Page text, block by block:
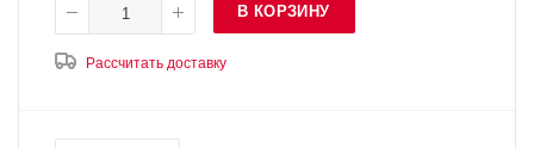
В КОРЗИНУ
Рассчитать доставку